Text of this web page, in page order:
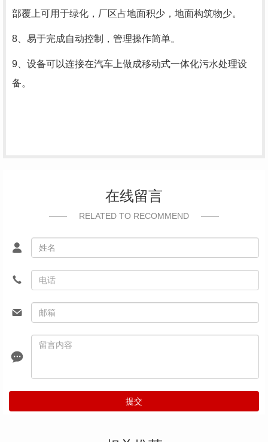
部覆上可用于绿化，厂区占地面积少，地面构筑物少。
8、易于完成自动控制，管理操作简单。
9、设备可以连接在汽车上做成移动式一体化污水处理设
备。
在线留言
RELATED TO RECOMMEND
提交